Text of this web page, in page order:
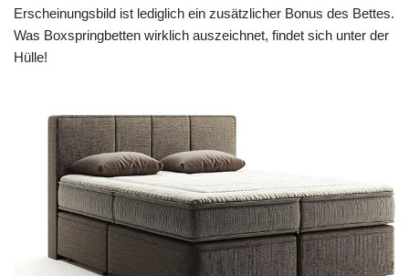
Erscheinungsbild ist lediglich ein zusätzlicher Bonus des Bettes.
Was Boxspringbetten wirklich auszeichnet, findet sich unter der
Hülle!